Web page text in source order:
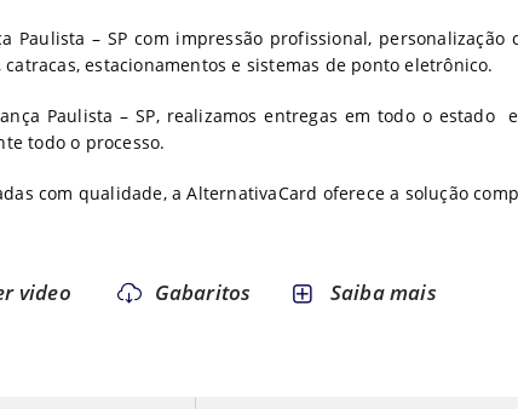
Paulista – SP com impressão profissional, personalização
estacionamentos e sistemas de ponto eletrônico.
Paulista – SP, realizamos entregas em todo o estado
todo o processo.
com qualidade, a AlternativaCard oferece a solução
video Gabaritos Saiba mais